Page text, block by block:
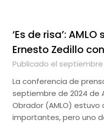
‘Es de risa’:
Ernesto Zedillo
Publicado el septiembre
La conferencia de
septiembre de 2024 de
Obrador (AMLO)
importantes, pero uno